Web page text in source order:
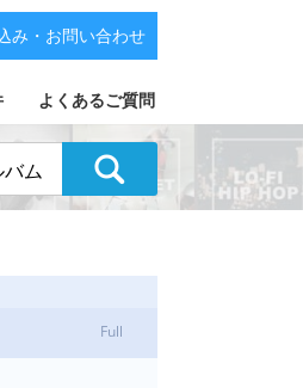
よくあるご質問
み・お問い合わせ
ム
Full